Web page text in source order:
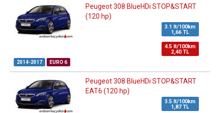
Peugeot 308 BlueHDi STOP&START
(120 hp)
3.1 lt/100km
1,66 TL
4.5 lt/100km
2,40 TL
2014-2017 EURO 6
Peugeot 308 BlueHDi STOP&START
EAT6 (120 hp)
3.5 lt/100km
1,87 TL